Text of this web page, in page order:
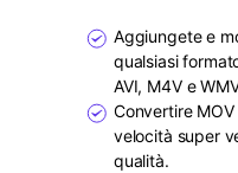
Aggiungete e
qualsiasi
AVI, M4V e
Convertire
velocità super
qualità.